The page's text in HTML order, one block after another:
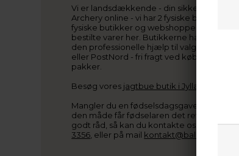
Vi er landsdækkende - din sikkerhed ved
Archery online - vi har 2 fysiske butikker
fysiske butikker og webshoppen arbejder
bestilte varer her. Butikkerne har også et
den professionelle hjælp til valg af udstyr
eller PostNord - fri fragt ved køb over kr.
pakker.
Besøg vores jagtbue butik i Jylland
Mangler du en fødselsdagsgave? Køb et
den måde får fødselaren det rette udstyr
godt råd, så kan du kontakte os på
3356, eller på mail kontakt@baldurs-